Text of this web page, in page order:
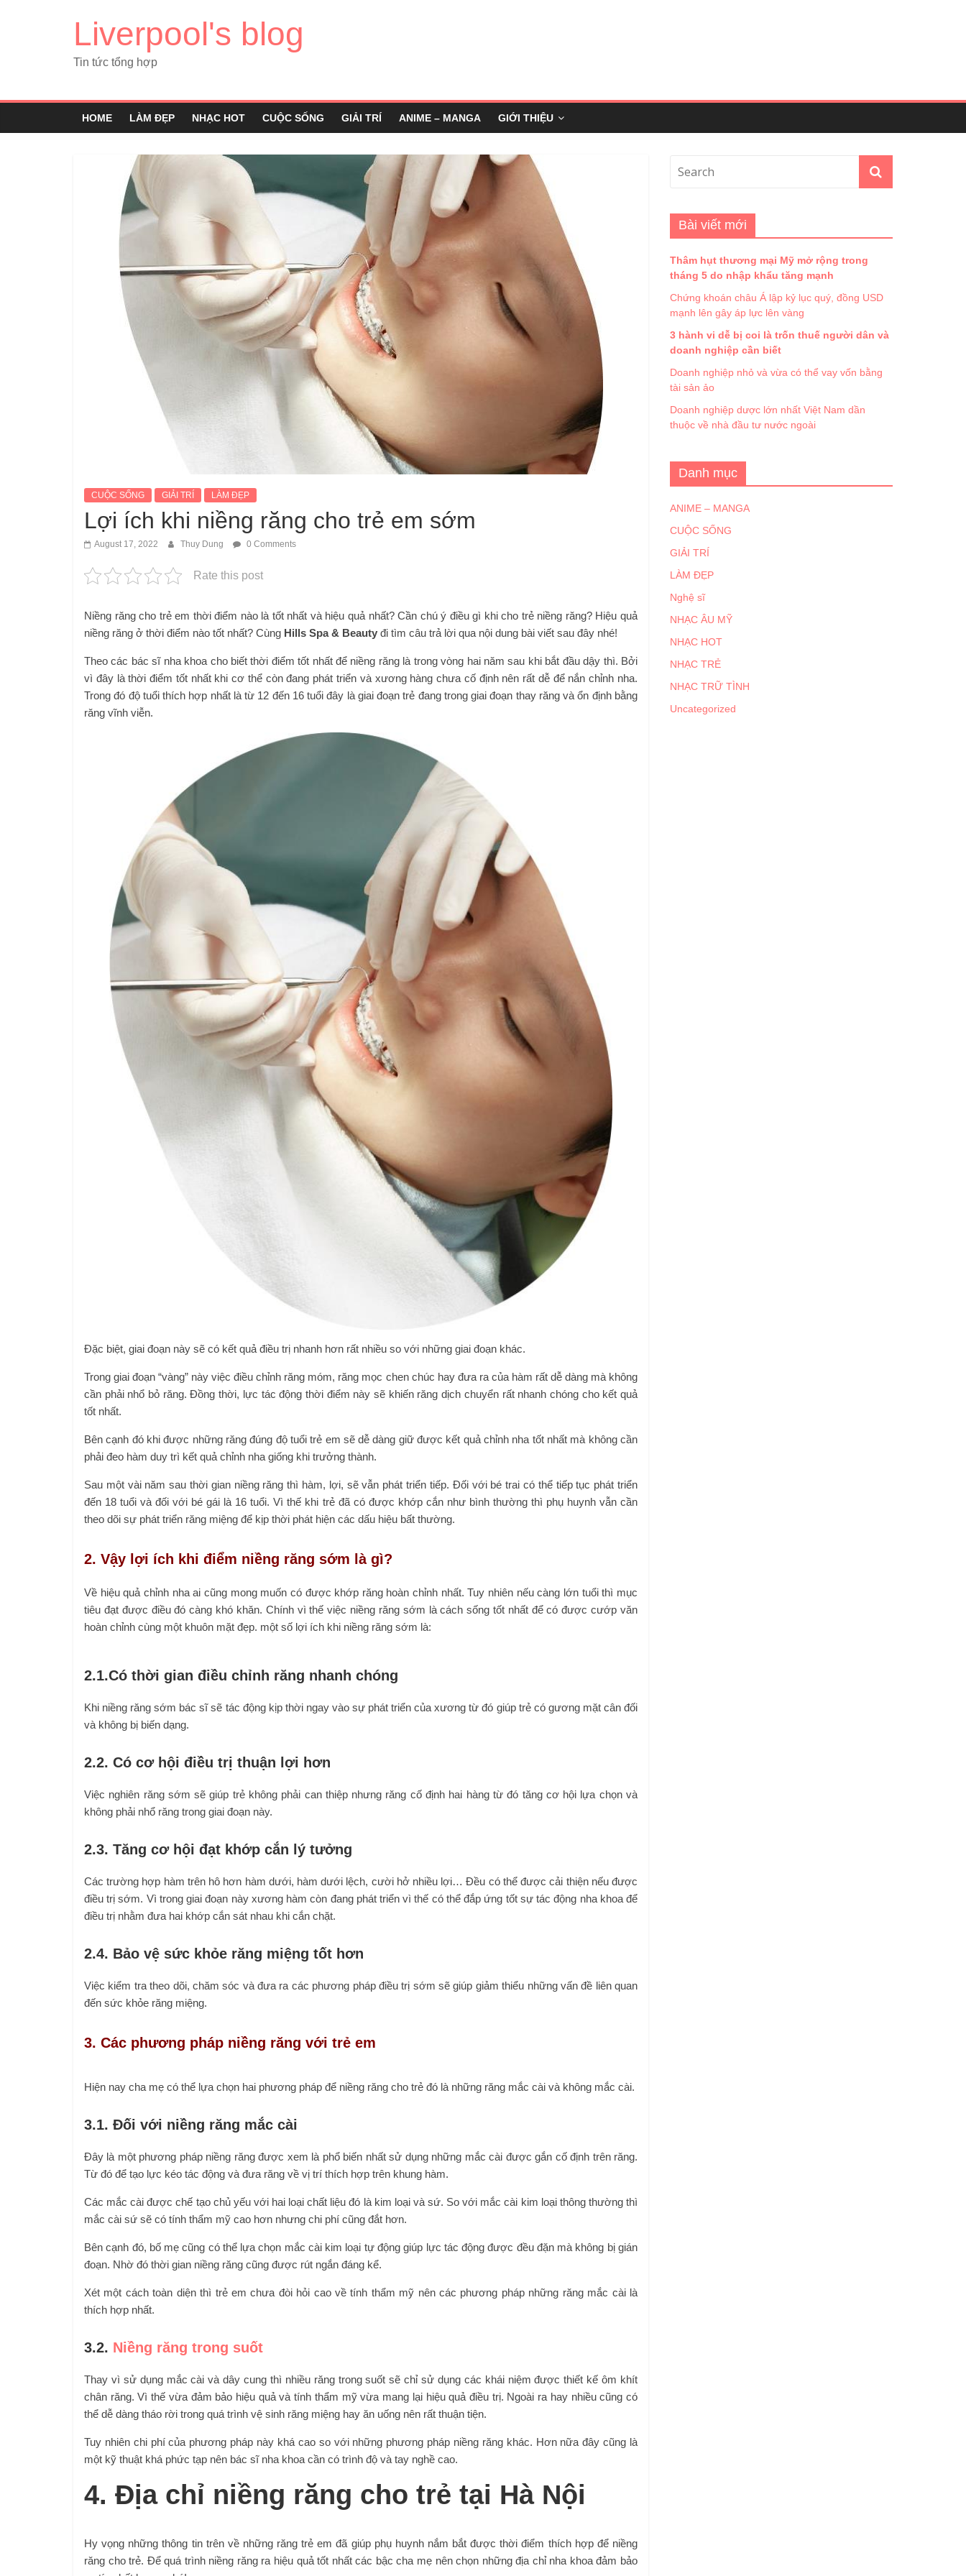
Liverpool's blog
Tin tức tổng hợp
HOME LÀM ĐẸP NHẠC HOT CUỘC SỐNG GIẢI TRÍ ANIME – MANGA GIỚI THIỆU
CUỘC SỐNG GIẢI TRÍ LÀM ĐẸP
Lợi ích khi niềng răng cho trẻ em sớm
August 17, 2022 Thuy Dung 0 Comments
Rate this post
Niềng răng cho trẻ em thời điểm nào là tốt nhất và hiệu quả nhất? Cần chú ý điều gì khi cho trẻ niềng răng? Hiệu quả
niềng răng ở thời điểm nào tốt nhất? Cùng Hills Spa & Beauty đi tìm câu trả lời qua nội dung bài viết sau đây nhé!
Theo các bác sĩ nha khoa cho biết thời điểm tốt nhất để niềng răng là trong vòng hai năm sau khi bắt đầu dậy thì. Bởi
vì đây là thời điểm tốt nhất khi cơ thể còn đang phát triển và xương hàng chưa cố định nên rất dễ để nắn chỉnh nha.
Trong đó độ tuổi thích hợp nhất là từ 12 đến 16 tuổi đây là giai đoạn trẻ đang trong giai đoạn thay răng và ổn định bằng
răng vĩnh viễn.
Đặc biệt, giai đoạn này sẽ có kết quả điều trị nhanh hơn rất nhiều so với những giai đoạn khác.
Trong giai đoạn “vàng” này việc điều chỉnh răng móm, răng mọc chen chúc hay đưa ra của hàm rất dễ dàng mà không
cần phải nhổ bỏ răng. Đồng thời, lực tác động thời điểm này sẽ khiến răng dịch chuyển rất nhanh chóng cho kết quả
tốt nhất.
Bên cạnh đó khi được những răng đúng độ tuổi trẻ em sẽ dễ dàng giữ được kết quả chỉnh nha tốt nhất mà không cần
phải đeo hàm duy trì kết quả chỉnh nha giống khi trưởng thành.
Sau một vài năm sau thời gian niềng răng thì hàm, lợi, sẽ vẫn phát triển tiếp. Đối với bé trai có thể tiếp tục phát triển
đến 18 tuổi và đối với bé gái là 16 tuổi. Vì thế khi trẻ đã có được khớp cắn như bình thường thì phụ huynh vẫn cần
theo dõi sự phát triển răng miệng để kịp thời phát hiện các dấu hiệu bất thường.
2. Vậy lợi ích khi điểm niềng răng sớm là gì?
Về hiệu quả chỉnh nha ai cũng mong muốn có được khớp răng hoàn chỉnh nhất. Tuy nhiên nếu càng lớn tuổi thì mục
tiêu đạt được điều đó càng khó khăn. Chính vì thế việc niềng răng sớm là cách sống tốt nhất để có được cướp văn
hoàn chỉnh cùng một khuôn mặt đẹp. một số lợi ích khi niềng răng sớm là:
2.1.Có thời gian điều chỉnh răng nhanh chóng
Khi niềng răng sớm bác sĩ sẽ tác động kịp thời ngay vào sự phát triển của xương từ đó giúp trẻ có gương mặt cân đối
và không bị biến dạng.
2.2. Có cơ hội điều trị thuận lợi hơn
Việc nghiên răng sớm sẽ giúp trẻ không phải can thiệp nhưng răng cố định hai hàng từ đó tăng cơ hội lựa chọn và
không phải nhổ răng trong giai đoạn này.
2.3. Tăng cơ hội đạt khớp cắn lý tưởng
Các trường hợp hàm trên hô hơn hàm dưới, hàm dưới lệch, cười hở nhiều lợi… Đều có thể được cải thiện nếu được
điều trị sớm. Vì trong giai đoạn này xương hàm còn đang phát triển vì thế có thể đắp ứng tốt sự tác động nha khoa để
điều trị nhằm đưa hai khớp cắn sát nhau khi cắn chặt.
2.4. Bảo vệ sức khỏe răng miệng tốt hơn
Việc kiểm tra theo dõi, chăm sóc và đưa ra các phương pháp điều trị sớm sẽ giúp giảm thiểu những vấn đề liên quan
đến sức khỏe răng miệng.
3. Các phương pháp niềng răng với trẻ em
Hiện nay cha mẹ có thể lựa chọn hai phương pháp để niềng răng cho trẻ đó là những răng mắc cài và không mắc cài.
3.1. Đối với niềng răng mắc cài
Đây là một phương pháp niềng răng được xem là phổ biến nhất sử dụng những mắc cài được gắn cố định trên răng.
Từ đó để tạo lực kéo tác động và đưa răng về vị trí thích hợp trên khung hàm.
Các mắc cài được chế tạo chủ yếu với hai loại chất liệu đó là kim loại và sứ. So với mắc cài kim loại thông thường thì
mắc cài sứ sẽ có tính thẩm mỹ cao hơn nhưng chi phí cũng đắt hơn.
Bên cạnh đó, bố mẹ cũng có thể lựa chọn mắc cài kim loại tự động giúp lực tác động được đều đặn mà không bị gián
đoạn. Nhờ đó thời gian niềng răng cũng được rút ngắn đáng kể.
Xét một cách toàn diện thì trẻ em chưa đòi hỏi cao về tính thẩm mỹ nên các phương pháp những răng mắc cài là
thích hợp nhất.
3.2. Niềng răng trong suốt
Thay vì sử dụng mắc cài và dây cung thì nhiều răng trong suốt sẽ chỉ sử dụng các khái niệm được thiết kế ôm khít
chân răng. Vì thế vừa đảm bảo hiệu quả và tính thẩm mỹ vừa mang lại hiệu quả điều trị. Ngoài ra hay nhiều cũng có
thể dễ dàng tháo rời trong quá trình vệ sinh răng miệng hay ăn uống nên rất thuận tiện.
Tuy nhiên chi phí của phương pháp này khá cao so với những phương pháp niềng răng khác. Hơn nữa đây cũng là
một kỹ thuật khá phức tạp nên bác sĩ nha khoa cần có trình độ và tay nghề cao.
4. Địa chỉ niềng răng cho trẻ tại Hà Nội
Hy vọng những thông tin trên về những răng trẻ em đã giúp phụ huynh nắm bắt được thời điểm thích hợp để niềng
răng cho trẻ. Để quá trình niềng răng ra hiệu quả tốt nhất các bậc cha mẹ nên chọn những địa chỉ nha khoa đảm bảo
Bài viết mới
Thâm hụt thương mại Mỹ mở rộng trong
tháng 5 do nhập khẩu tăng mạnh
Chứng khoán châu Á lập kỷ lục quý, đồng USD
mạnh lên gây áp lực lên vàng
3 hành vi dễ bị coi là trốn thuế người dân và
doanh nghiệp cần biết
Doanh nghiệp nhỏ và vừa có thể vay vốn bằng
tài sản ảo
Doanh nghiệp dược lớn nhất Việt Nam dần
thuộc về nhà đầu tư nước ngoài
Danh mục
ANIME – MANGA
CUỘC SỐNG
GIẢI TRÍ
LÀM ĐẸP
Nghệ sĩ
NHẠC ÂU MỸ
NHẠC HOT
NHẠC TRẺ
NHẠC TRỮ TÌNH
Uncategorized